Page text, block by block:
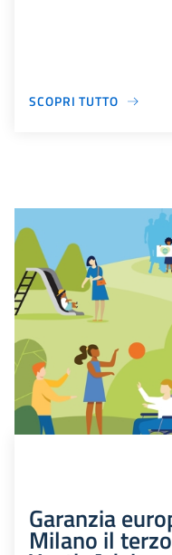
SCOPRI TUTTO
Garanzia
Milano il